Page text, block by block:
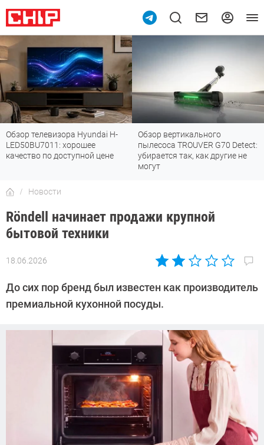
Обзор вертикального
пылесоса TROUVER G70 Detect:
убирается так, как другие не
Топ-8 недорогих роутеров с Wi-
Fi 7: все «плюшки» последнего
стандарта
Новости
Röndell начинает продажи крупной
бытовой техники
18.06.2026
Автор:
До сих пор бренд был известен как производитель
премиальной кухонной посуды.